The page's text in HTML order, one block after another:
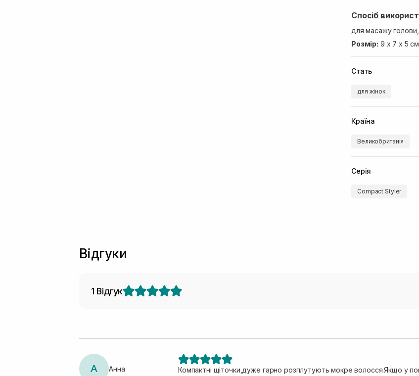
Спосіб
для масажу голови,
Розмір: 9 х 7 х 5 см
Стать
для жінок
Країна
Великобританія
Серія
Compact Styler
Відгуки
1 Відгук
А Анна
Компактні щіточки,дуже гарно розплутують мокре волосся.Якщо у